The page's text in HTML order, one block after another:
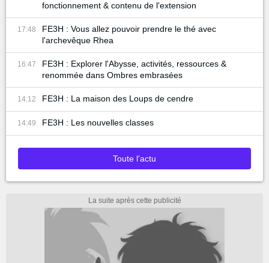
fonctionnement & contenu de l'extension
17:48
FE3H : Vous allez pouvoir prendre le thé avec
l'archevêque Rhea
16:47
FE3H : Explorer l'Abysse, activités, ressources &
renommée dans Ombres embrasées
14:12 FE3H : La maison des Loups de cendre
14:49 FE3H : Les nouvelles classes
Toute l'actu